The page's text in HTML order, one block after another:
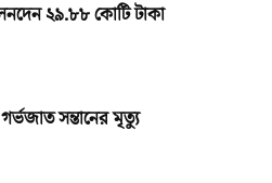
২৯.৮৮ কোটি টাকা
সন্তানের মৃত্যু